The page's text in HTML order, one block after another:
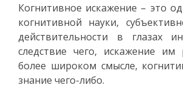
Когнитивное искажение – это
когнитивной науки,
действительности в глазах
следствие чего, искажение им
более широком смысле,
знание чего-либо.